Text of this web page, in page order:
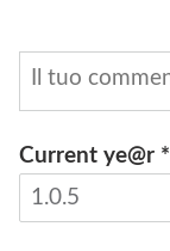
Current ye@r *